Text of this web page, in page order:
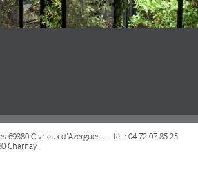
69380 Civrieux-d'Azergues — tél : 04.72.07.85.25
Charnay